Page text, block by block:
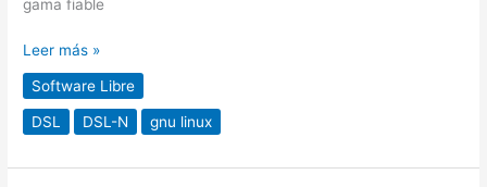
gama fiable
Leer más »
Software Libre
DSL DSL-N gnu linux